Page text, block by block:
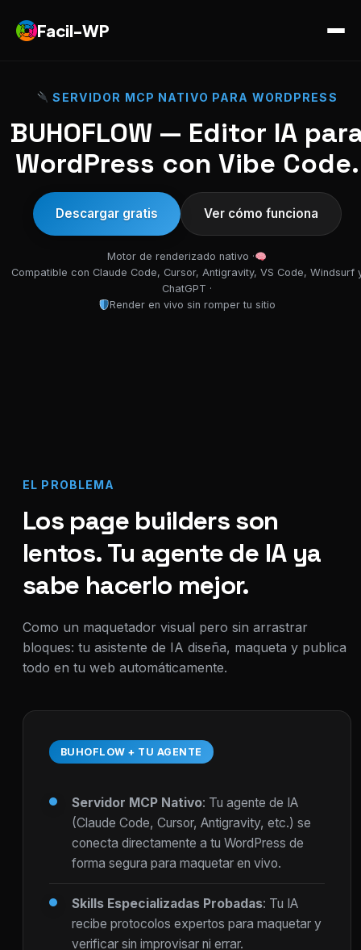
Facil-WP
SERVIDOR MCP NATIVO PARA WORDPRESS
BUHOFLOW — Editor IA
WordPress con Vibe Code.
Descargar gratis Ver cómo funciona
Motor de renderizado nativo ·
Compatible con Claude Code, Cursor, Antigravity, VS Code, Windsurf
ChatGPT ·
Render en vivo sin romper tu sitio
EL PROBLEMA
Los page builders son
lentos. Tu agente de IA ya
sabe hacerlo mejor.
Como un maquetador visual pero sin arrastrar
bloques: tu asistente de IA diseña, maqueta y publica
todo en tu web automáticamente.
BUHOFLOW + TU AGENTE
Servidor MCP Nativo: Tu agente de IA
(Claude Code, Cursor, Antigravity, etc.) se
conecta directamente a tu WordPress de
forma segura para maquetar en vivo.
Skills Especializadas Probadas: Tu IA
recibe protocolos expertos para maquetar y
verificar sin improvisar ni errar.